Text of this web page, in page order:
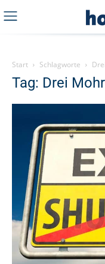
Start Schlagworte
Tag: Drei